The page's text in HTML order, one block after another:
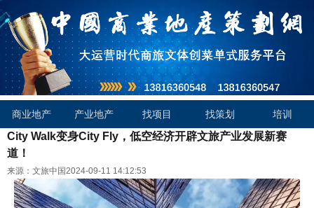
商业地产 产业地产 找项目 找策划 培训
City Walk变身City Fly，低空经济开辟文旅产业发展新赛
道！
来源：文旅中国2024-09-11 14:12:53